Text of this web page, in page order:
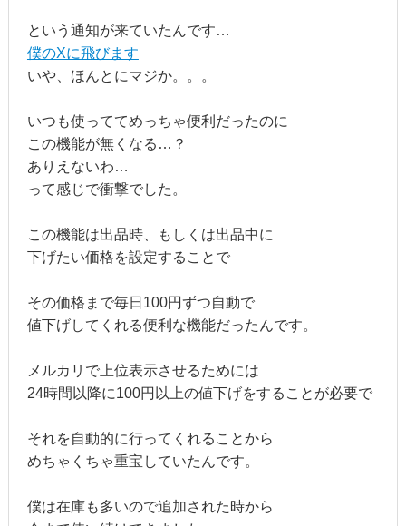
という通知が来ていたんです…
僕のXに飛びます
いや、ほんとにマジか。。。
いつも使っててめっちゃ便利だったのに
この機能が無くなる…？
ありえないわ…
って感じで衝撃でした。
この機能は出品時、もしくは出品中に
下げたい価格を設定することで
その価格まで毎日100円ずつ自動で
値下げしてくれる便利な機能だったんです。
メルカリで上位表示させるためには
24時間以降に100円以上の値下げをすることが必要で
それを自動的に行ってくれることから
めちゃくちゃ重宝していたんです。
僕は在庫も多いので追加された時から